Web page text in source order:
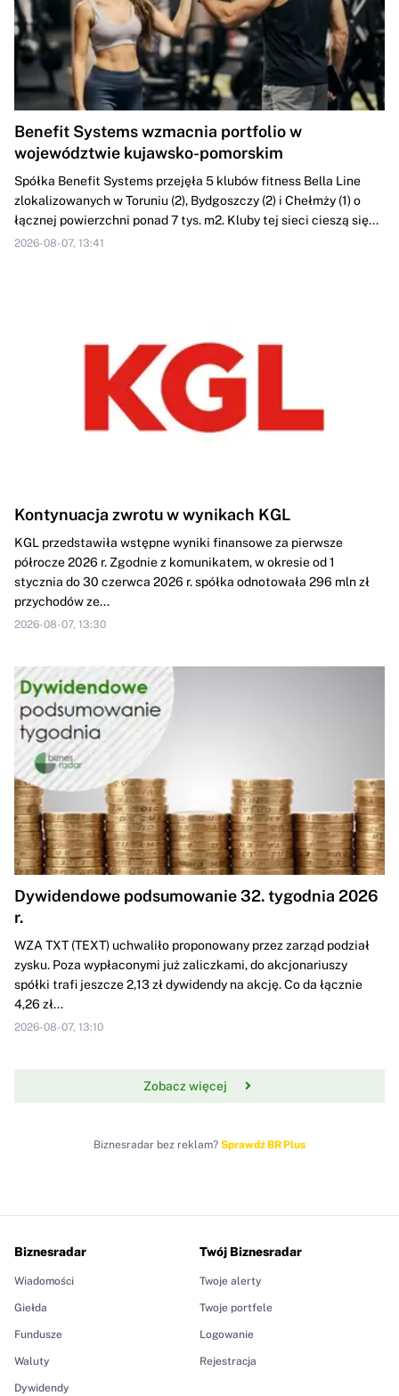
Benefit Systems wzmacnia portfolio w
województwie kujawsko-pomorskim
Spółka Benefit Systems przejęła 5 klubów fitness Bella Line
zlokalizowanych w Toruniu (2), Bydgoszczy (2) i Chełmży (1) o
łącznej powierzchni ponad 7 tys. m2. Kluby tej sieci cieszą się...
2026-08-07, 13:41
Kontynuacja zwrotu w wynikach KGL
KGL przedstawiła wstępne wyniki finansowe za pierwsze
półrocze 2026 r. Zgodnie z komunikatem, w okresie od 1
stycznia do 30 czerwca 2026 r. spółka odnotowała 296 mln zł
przychodów ze...
2026-08-07, 13:30
Dywidendowe podsumowanie 32. tygodnia 2026
r.
WZA TXT (TEXT) uchwaliło proponowany przez zarząd podział
zysku. Poza wypłaconymi już zaliczkami, do akcjonariuszy
spółki trafi jeszcze 2,13 zł dywidendy na akcję. Co da łącznie
4,26 zł...
2026-08-07, 13:10
Zobacz więcej
Biznesradar bez reklam? Sprawdź BR Plus
Biznesradar
Wiadomości
Giełda
Fundusze
Waluty
Dywidendy
Twój Biznesradar
Twoje alerty
Twoje portfele
Logowanie
Rejestracja